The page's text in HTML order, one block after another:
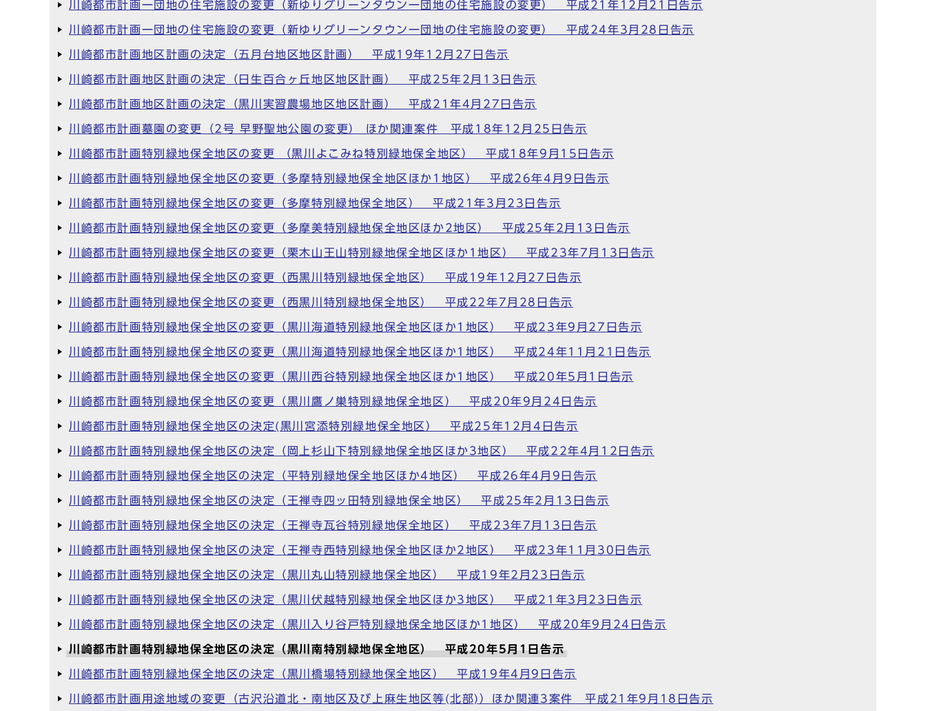
川崎都市計画一団地の住宅施設の変更（新ゆりグリーンタウン一団地の住宅施設の変更） 平成21年12月21日告示
川崎都市計画一団地の住宅施設の変更（新ゆりグリーンタウン一団地の住宅施設の変更） 平成24年3月28日告示
川崎都市計画地区計画の決定（五月台地区地区計画） 平成19年12月27日告示
川崎都市計画地区計画の決定（日生百合ヶ丘地区地区計画） 平成25年2月13日告示
川崎都市計画地区計画の決定（黒川実習農場地区地区計画） 平成21年4月27日告示
川崎都市計画墓園の変更（2号 早野聖地公園の変更） ほか関連案件 平成18年12月25日告示
川崎都市計画特別緑地保全地区の変更 （黒川よこみね特別緑地保全地区） 平成18年9月15日告示
川崎都市計画特別緑地保全地区の変更（多摩特別緑地保全地区ほか1地区） 平成26年4月9日告示
川崎都市計画特別緑地保全地区の変更（多摩特別緑地保全地区） 平成21年3月23日告示
川崎都市計画特別緑地保全地区の変更（多摩美特別緑地保全地区ほか2地区） 平成25年2月13日告示
川崎都市計画特別緑地保全地区の変更（栗木山王山特別緑地保全地区ほか1地区） 平成23年7月13日告示
川崎都市計画特別緑地保全地区の変更（西黒川特別緑地保全地区） 平成19年12月27日告示
川崎都市計画特別緑地保全地区の変更（西黒川特別緑地保全地区） 平成22年7月28日告示
川崎都市計画特別緑地保全地区の変更（黒川海道特別緑地保全地区ほか1地区） 平成23年9月27日告示
川崎都市計画特別緑地保全地区の変更（黒川海道特別緑地保全地区ほか1地区） 平成24年11月21日告示
川崎都市計画特別緑地保全地区の変更（黒川西谷特別緑地保全地区ほか1地区） 平成20年5月1日告示
川崎都市計画特別緑地保全地区の変更（黒川鷹ノ巣特別緑地保全地区） 平成20年9月24日告示
川崎都市計画特別緑地保全地区の決定(黒川宮添特別緑地保全地区） 平成25年12月4日告示
川崎都市計画特別緑地保全地区の決定（岡上杉山下特別緑地保全地区ほか3地区） 平成22年4月12日告示
川崎都市計画特別緑地保全地区の決定（平特別緑地保全地区ほか4地区） 平成26年4月9日告示
川崎都市計画特別緑地保全地区の決定（王禅寺四ッ田特別緑地保全地区） 平成25年2月13日告示
川崎都市計画特別緑地保全地区の決定（王禅寺瓦谷特別緑地保全地区） 平成23年7月13日告示
川崎都市計画特別緑地保全地区の決定（王禅寺西特別緑地保全地区ほか2地区） 平成23年11月30日告示
川崎都市計画特別緑地保全地区の決定（黒川丸山特別緑地保全地区） 平成19年2月23日告示
川崎都市計画特別緑地保全地区の決定（黒川伏越特別緑地保全地区ほか3地区） 平成21年3月23日告示
川崎都市計画特別緑地保全地区の決定（黒川入り谷戸特別緑地保全地区ほか1地区） 平成20年9月24日告示
川崎都市計画特別緑地保全地区の決定（黒川南特別緑地保全地区） 平成20年5月1日告示
川崎都市計画特別緑地保全地区の決定（黒川橋場特別緑地保全地区） 平成19年4月9日告示
川崎都市計画用途地域の変更（古沢沿道北・南地区及び上麻生地区等(北部)）ほか関連3案件 平成21年9月18日告示